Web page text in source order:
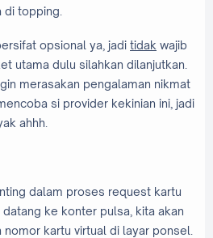
topping.
opsional ya, jadi tidak wajib
utama dulu silahkan dilanjutkan.
merasakan pengalaman nikmat
si provider kekinian ini, jadi
ahhh.
dalam proses request kartu
datang ke konter pulsa, kita akan
kartu virtual di layar ponsel.